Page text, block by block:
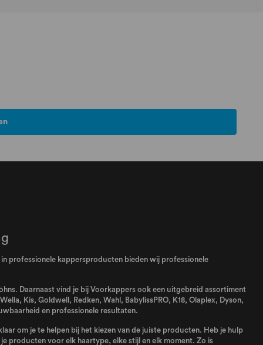
professionele kappersproducten bieden wij professionele
Daarnaast vind je bij Voorkappers ook een uitgebreid assortiment
Wella, Kis, Goldwell , Redken, Wahl , BabylissPRO, K18, Olaplex, Dyson,
en professionele resultaten.
om je te helpen bij het kiezen van de juiste producten. Heb je hulp
producten voor elk haartype, elke stijl en elk moment. Zo is